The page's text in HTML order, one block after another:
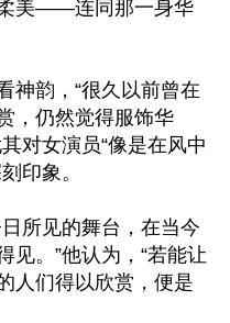
美——连同那一身华
神韵，“很久以前曾在
，仍然觉得服饰华
对女演员“像是在风中
印象。
所见的舞台，在当今
见。”他认为，“若能让
人们得以欣赏，便是